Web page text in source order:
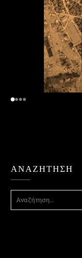
ΑΝΑΖΉΤΗΣΗ
ΓΙΑ: